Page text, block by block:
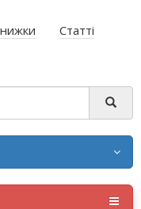
Статті